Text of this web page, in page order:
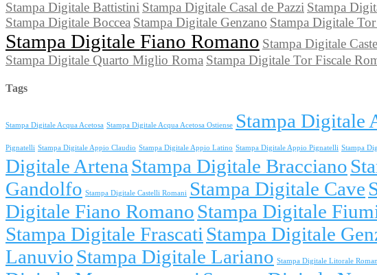
Stampa Digitale Battistini Stampa Digitale Casal de Pazzi Stampa
Stampa Digitale Boccea Stampa Digitale Genzano Stampa Digitale
Stampa Digitale Fiano Romano Stampa Digitale
Stampa Digitale Quarto Miglio Roma Stampa Digitale Tor Fiscale
Tags
Stampa Digitale Acqua Acetosa Stampa Digitale Acqua Acetosa Ostiense Stampa Digitale
Pignatelli Stampa Digitale Appio Claudio Stampa Digitale Appio Latino Stampa Digitale Appio Pignatelli Stampa
Digitale Artena Stampa Digitale Bracciano
Gandolfo Stampa Digitale Castelli Romani Stampa Digitale Cave
Digitale Fiano Romano Stampa Digitale
Stampa Digitale Frascati Stampa Digitale
Lanuvio Stampa Digitale Lariano Stampa Digitale Litorale